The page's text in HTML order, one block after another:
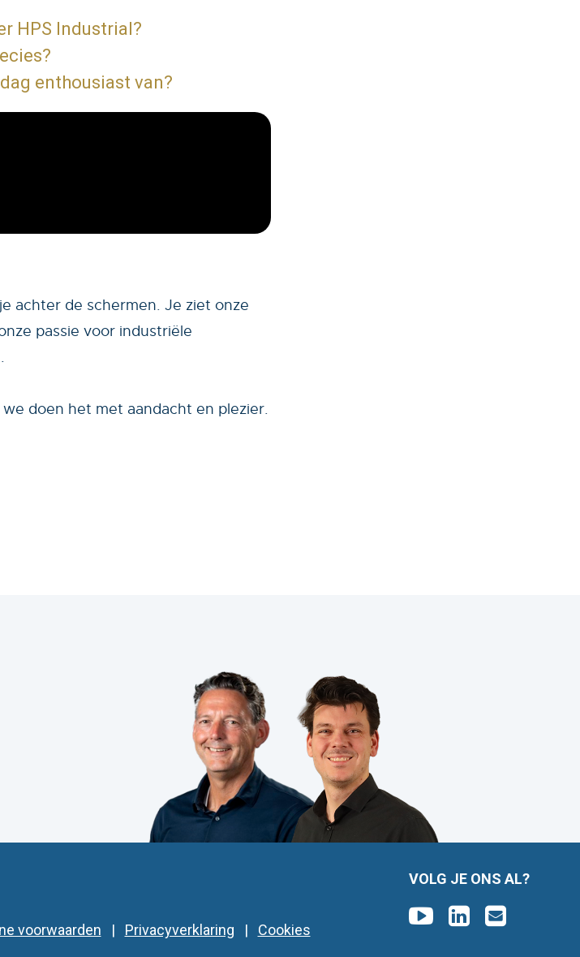
HPS Industrial?
enthousiast van?
achter de schermen. Je ziet onze
passie voor industriële
doen het met aandacht en plezier.
voorwaarden | Privacyverklaring | Cookies
VOLG JE ONS AL?